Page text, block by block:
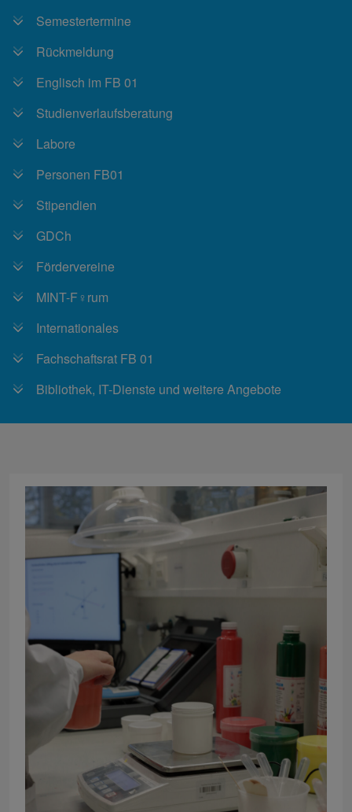
Semestertermine
Rückmeldung
Englisch im FB 01
Studienverlaufsberatung
Labore
Personen FB01
Stipendien
GDCh
Fördervereine
MINT-F♀rum
Internationales
Fachschaftsrat FB 01
Bibliothek, IT-Dienste und weitere Angebote